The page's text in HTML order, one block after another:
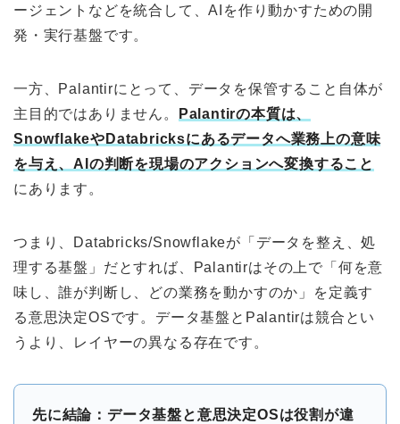
ージェントなどを統合して、AIを作り動かすための開
発・実行基盤です。
一方、Palantirにとって、データを保管すること自体が
主目的ではありません。
Palantirの本質は、
SnowflakeやDatabricksにあるデータへ業務上の意味
を与え、AIの判断を現場のアクションへ変換すること
にあります。
つまり、Databricks/Snowflakeが「データを整え、処
理する基盤」だとすれば、Palantirはその上で「何を意
味し、誰が判断し、どの業務を動かすのか」を定義す
る意思決定OSです。データ基盤とPalantirは競合とい
うより、レイヤーの異なる存在です。
先に結論：データ基盤と意思決定OSは役割が違